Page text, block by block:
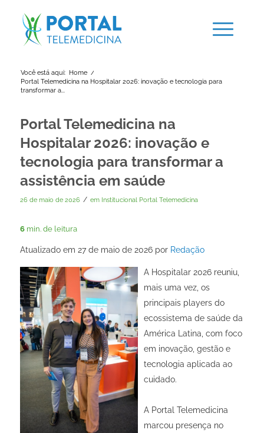
Você está aqui: Home /
Portal Telemedicina na Hospitalar 2026: inovação e tecnologia para
transformar a...
Portal Telemedicina na
Hospitalar 2026: inovação e
tecnologia para transformar a
assistência em saúde
26 de maio de 2026 / em Institucional Portal Telemedicina
6 min. de leitura
Atualizado em 27 de maio de 2026 por Redação
A Hospitalar 2026 reuniu,
mais uma vez, os
principais players do
ecossistema de saúde da
América Latina, com foco
em inovação, gestão e
tecnologia aplicada ao
cuidado.
A Portal Telemedicina
marcou presença no